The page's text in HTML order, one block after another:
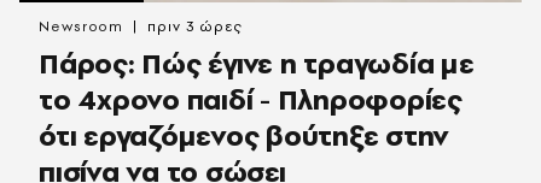
Πάρος: Πώς έγινε η τραγωδία με
το 4χρονο παιδί - Πληροφορίες
ότι εργαζόμενος βούτηξε στην
πισίνα να το σώσει
Newsroom πριν 3 ώρες